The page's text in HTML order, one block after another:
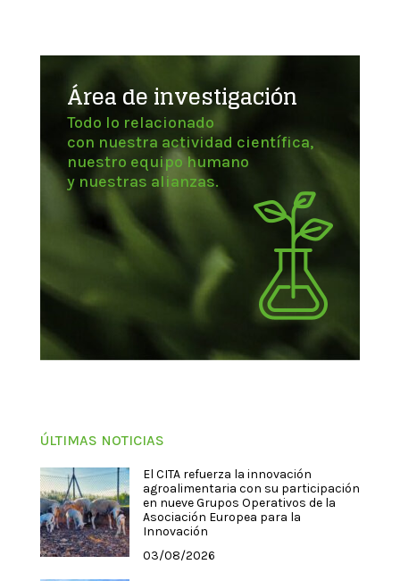
Área de investigación
Todo lo relacionado
con nuestra actividad científica,
nuestro equipo humano
y nuestras alianzas.
ÚLTIMAS NOTICIAS
El CITA refuerza la innovación
agroalimentaria con su participación
en nueve Grupos Operativos de la
Asociación Europea para la
Innovación
03/08/2026